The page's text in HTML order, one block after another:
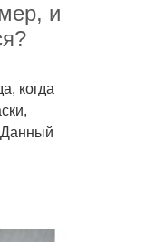
и
когда
Данный